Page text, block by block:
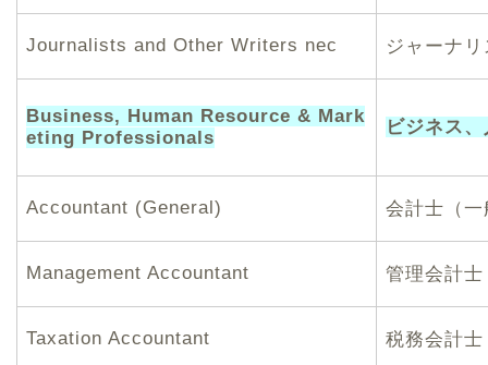
Journalists and Other Writers nec ジャーナ
Business, Human Resource & Mark
eting Professionals
ビジネス
Accountant (General) 会計士（一
Management Accountant 管理会計士
Taxation Accountant 税務会計士